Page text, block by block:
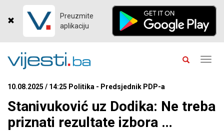
Preuzmite
aplikaciju
10.08.2025 / 14:25 Politika - Predsjednik PDP-a
Stanivuković uz Dodika: Ne treba
priznati rezultate izbora …